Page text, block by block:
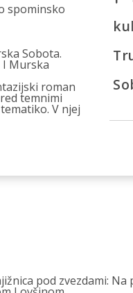
spominsko
Sobota.
Murska
roman
temnimi
V njej